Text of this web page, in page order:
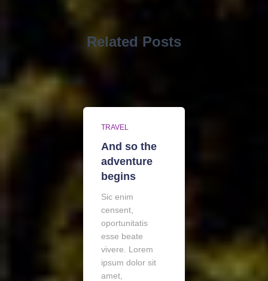
Related Posts
TRAVEL
And so the
adventure
begins
Sic enim
censent,
oportunitatis
esse beate
vivere. Lorem
ipsum dolor sit
amet,